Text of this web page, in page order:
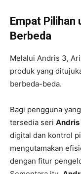
Empat Pilihan
Berbeda
Melalui Andris 3,
produk yang
berbeda-beda.
Bagi pengguna
tersedia seri Andris
digital dan kontrol
mengutamakan
dengan fitur